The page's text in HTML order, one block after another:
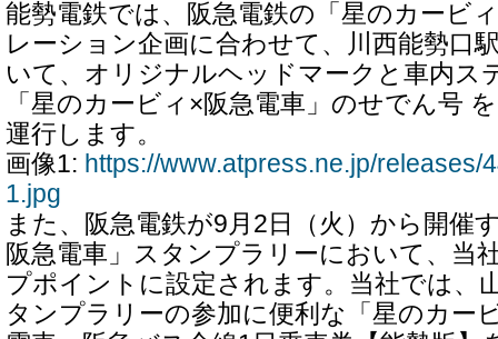
能勢電鉄では、阪急電鉄の「星のカービ
レーション企画に合わせて、川西能勢口
いて、オリジナルヘッドマークと車内ス
「星のカービィ×阪急電車」のせでん号
運行します。
画像1: https://www.atpress.ne.jp/releases/
1.jpg
また、阪急電鉄が9月2日（火）から開催
阪急電車」スタンプラリーにおいて、当
プポイントに設定されます。当社では、
タンプラリーの参加に便利な「星のカー